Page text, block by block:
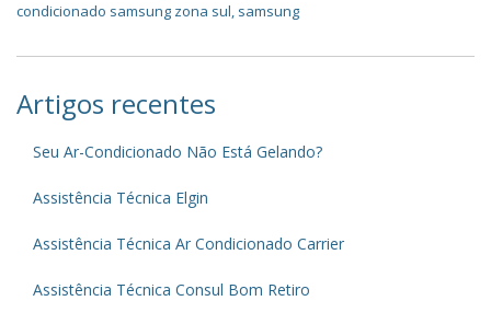
condicionado samsung zona sul, samsung
Artigos recentes
Seu Ar-Condicionado Não Está Gelando?
Assistência Técnica Elgin
Assistência Técnica Ar Condicionado Carrier
Assistência Técnica Consul Bom Retiro